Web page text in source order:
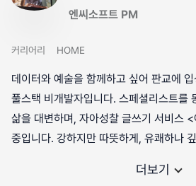
엔씨소프트 PM
커리어리 HOME
데이터와 예술을 함께하고 싶어 판교에
풀스택 비개발자입니다. 스페셜리스트를
삶을 대변하며, 자아성찰 글쓰기 서비스
중입니다. 강하지만 따뜻하게, 유쾌하나
더보기